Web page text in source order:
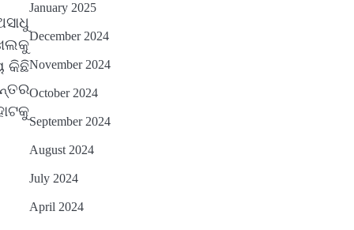
କିଛି
January 2025
December 2024
November 2024
October 2024
September 2024
August 2024
July 2024
April 2024